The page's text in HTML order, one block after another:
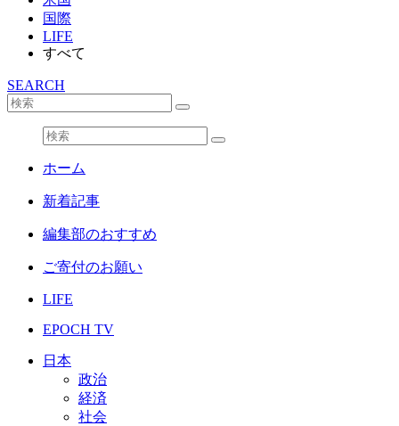
国際
LIFE
すべて
SEARCH
ホーム
新着記事
編集部のおすすめ
ご寄付のお願い
LIFE
EPOCH TV
日本
政治
経済
社会